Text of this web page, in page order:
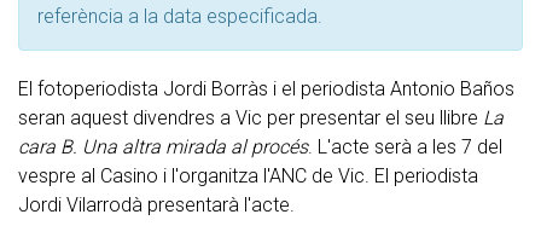
referència a la data especificada.
El fotoperiodista Jordi Borràs i el periodista Antonio Baños
seran aquest divendres a Vic per presentar el seu llibre La
cara B. Una altra mirada al procés. L'acte serà a les 7 del
vespre al Casino i l'organitza l'ANC de Vic. El periodista
Jordi Vilarrodà presentarà l'acte.